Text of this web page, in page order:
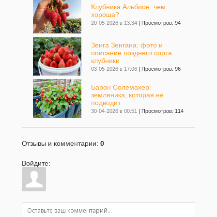
Клубника Альбион: чем
хороша?
20-05-2026 в 13:34 | Просмотров: 94
Зенга Зенгана: фото и
описание позднего сорта
клубники
03-05-2026 в 17:06 | Просмотров: 96
Барон Солемахер:
земляника, которая не
подводит
30-04-2026 в 00:51 | Просмотров: 114
26-10-2025 в 12:27
Отзывы и комментарии: 0
Войдите: